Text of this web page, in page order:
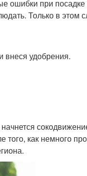
ошибки при
Только в этом
внеся удобрения.
как немного